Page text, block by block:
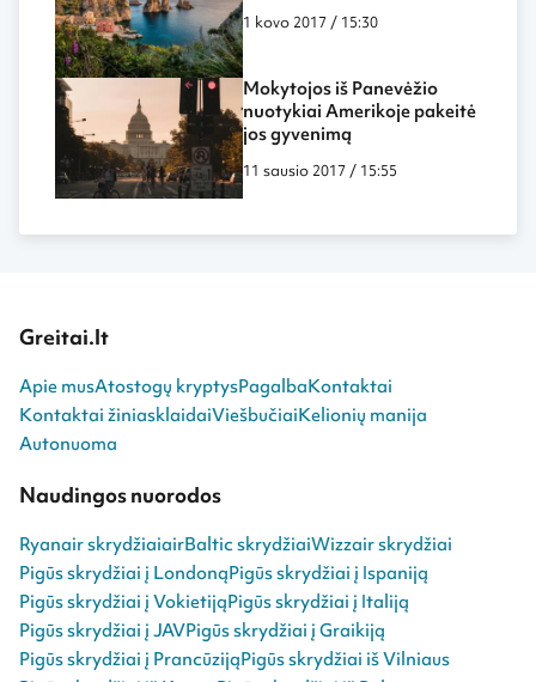
1 kovo 2017 / 15:30
Mokytojos iš Panevėžio
nuotykiai Amerikoje pakeitė
jos gyvenimą
11 sausio 2017 / 15:55
Greitai.lt
Apie musAtostogų kryptysPagalbaKontaktai
Kontaktai žiniasklaidaiViešbučiaiKelionių manija
Autonuoma
Naudingos nuorodos
Ryanair skrydžiaiairBaltic skrydžiaiWizzair skrydžiai
Pigūs skrydžiai į LondonąPigūs skrydžiai į Ispaniją
Pigūs skrydžiai į VokietijąPigūs skrydžiai į Italiją
Pigūs skrydžiai į JAVPigūs skrydžiai į Graikiją
Pigūs skrydžiai į PrancūzijąPigūs skrydžiai iš Vilniaus